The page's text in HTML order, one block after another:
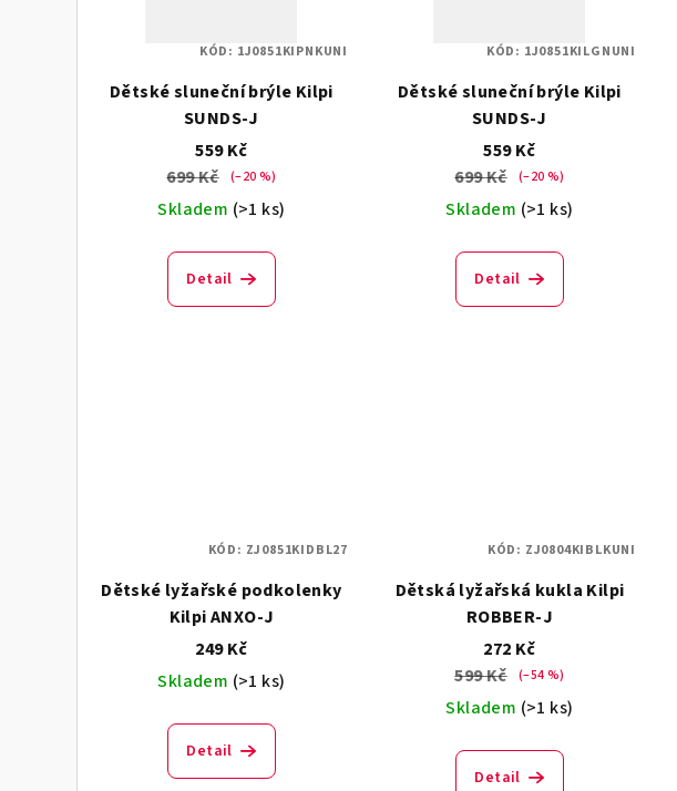
o
rDětské sluneční brýle Kilpi
SUNDS-J
559 Kč
699 Kč
(–20 %)
Skladem (>1 ks)
Detail
KÓD: 1J0851KIPNKUNI
Dětské sluneční brýle Kilpi
SUNDS-J
559 Kč
699 Kč
(–20 %)
Skladem (>1 ks)
Detail
KÓD: 1J0851KILGNUNI
Dětské lyžařské podkolenky
Kilpi ANXO-J
249 Kč
Skladem (>1 ks)
Detail
KÓD: ZJ0851KIDBL27
Dětská lyžařská kukla Kilpi
ROBBER-J
272 Kč
599 Kč
(–54 %)
Skladem (>1 ks)
Detail
KÓD: ZJ0804KIBLKUNI